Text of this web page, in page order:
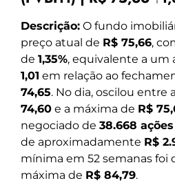
Descrição: O fundo
preço atual de R$ 75,66,
de 1,35%, equivalente a um
1,01 em relação ao
74,65. No dia, oscilou entre
74,60 e a máxima de R$
negociado de 38.668 ações
de aproximadamente R$
mínima em 52 semanas foi
máxima de R$ 84,79.